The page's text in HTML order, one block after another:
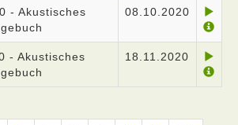
- Akustisches
08.10.2020
- Akustisches
18.11.2020